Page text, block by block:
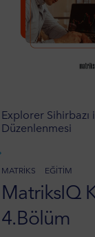
Explorer Sihirbazı
Düzenlenmesi
MATRIKS EĞITIM
MatriksIQ
4.Bölüm